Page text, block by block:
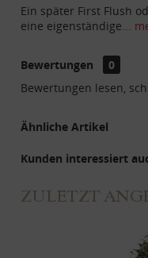
Ein später First Flush
eine eigenständige...
Bewertungen
0
Bewertungen lesen,
Ähnliche Artikel
Kunden interessiert
ZULETZT